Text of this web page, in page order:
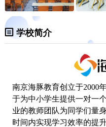
学校简介
南京海豚教育创立于2000
于为中小学生提供一对一
业的教师团队为同学们量
时间内实现学习效率的提